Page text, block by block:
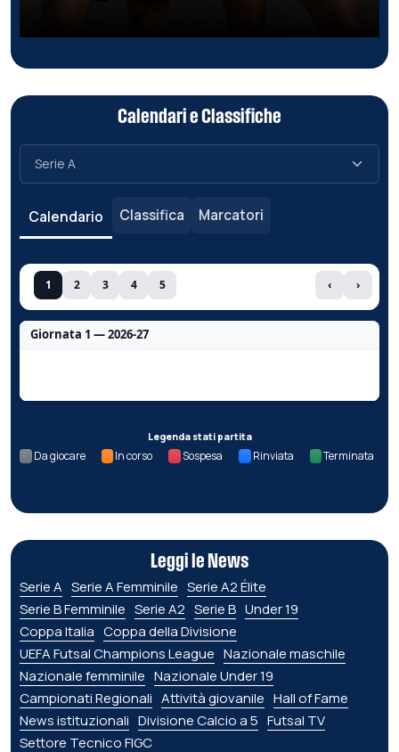
Calendari e Classifiche
Calendario Classifica Marcatori
1 2 3 4 5 ‹ ›
Giornata 1 — 2026-27
Legenda stati partita
Da giocare In corso Sospesa Rinviata Terminata
Leggi le News
Serie A Serie A Femminile Serie A2 Élite
Serie B Femminile Serie A2 Serie B Under 19
Coppa Italia Coppa della Divisione
UEFA Futsal Champions League Nazionale maschile
Nazionale femminile Nazionale Under 19
Campionati Regionali Attività giovanile Hall of Fame
News istituzionali Divisione Calcio a 5 Futsal TV
Settore Tecnico FIGC